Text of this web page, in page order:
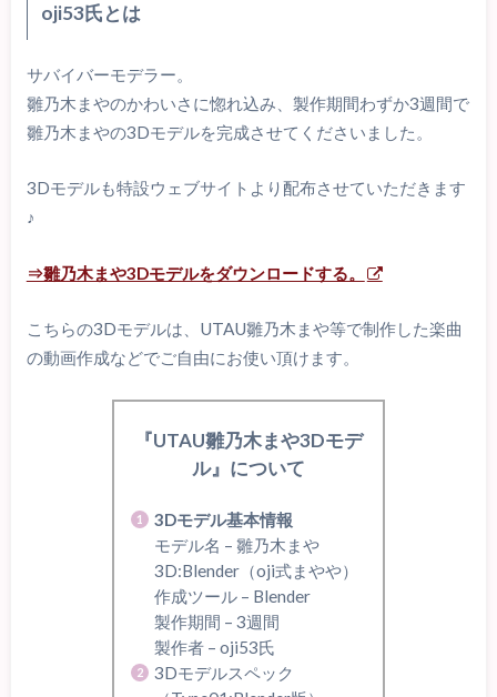
oji53氏とは
サバイバーモデラー。
雛乃木まやのかわいさに惚れ込み、製作期間わずか3週間で
雛乃木まやの3Dモデルを完成させてくださいました。
3Dモデルも特設ウェブサイトより配布させていただきます
♪
⇒雛乃木まや3Dモデルをダウンロードする。
こちらの3Dモデルは、UTAU雛乃木まや等で制作した楽曲
の動画作成などでご自由にお使い頂けます。
『UTAU雛乃木まや3Dモデ
ル』について
3Dモデル基本情報
モデル名 – 雛乃木まや
3D:Blender（oji式まやや）
作成ツール – Blender
製作期間 – 3週間
製作者 – oji53氏
3Dモデルスペック